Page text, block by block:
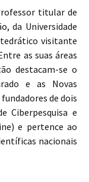
titular de
da Universidade
visitante
as suas áreas
destacam-se o
e as Novas
de dois
Ciberpesquisa e
e pertence ao
nacionais